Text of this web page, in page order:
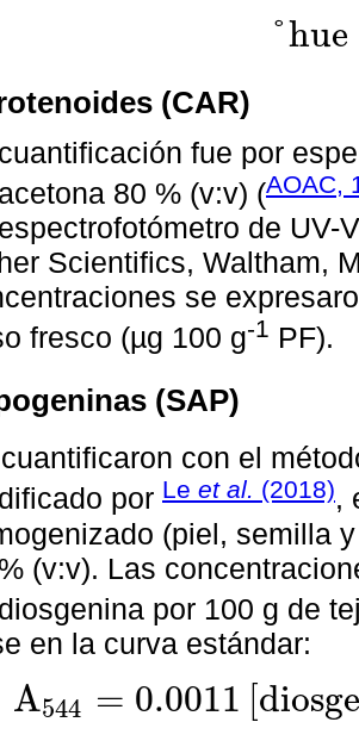
°hue
(CAR)
fue por
80 % (v:v) (AOAC,
de UV-
Scientifics, Waltham,
se
fresco (µg 100 g-1 PF).
(SAP)
con el
por Le et al. (2018),
(piel, semilla
(v:v). Las
por 100 g de
en la curva estándar:
A544 = 0.0011 [diosge
A544=0.0011d osg e nina+0.0887 ; R2=0.992